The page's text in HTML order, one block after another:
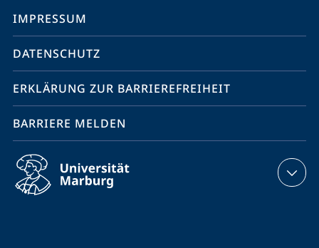
Service-
Navigation
IMPRESSUM
DATENSCHUTZ
ERKLÄRUNG ZUR BARRIEREFREIHEIT
BARRIERE MELDEN